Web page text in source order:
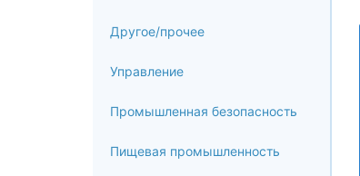
Другое/прочее
Управление
Промышленная безопасность
Пищевая промышленность